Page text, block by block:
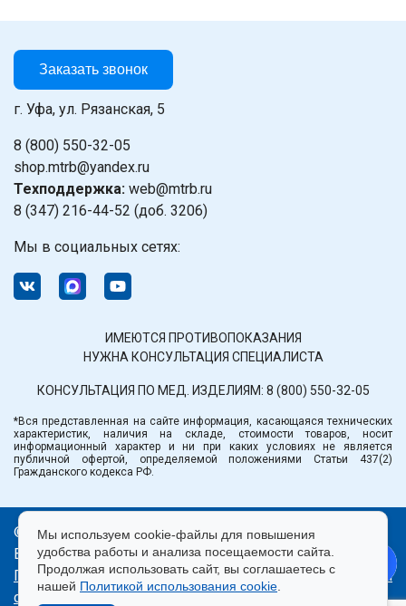
Заказать звонок
г. Уфа, ул. Рязанская, 5
8 (800) 550-32-05
shop.mtrb@yandex.ru
Техподдержка: web@mtrb.ru
8 (347) 216-44-52 (доб. 3206)
Мы в социальных сетях:
ИМЕЮТСЯ ПРОТИВОПОКАЗАНИЯ
НУЖНА КОНСУЛЬТАЦИЯ СПЕЦИАЛИСТА
КОНСУЛЬТАЦИЯ ПО МЕД. ИЗДЕЛИЯМ: 8 (800) 550-32-05
*Вся представленная на сайте информация, касающаяся технических
характеристик, наличия на складе, стоимости товаров, носит
информационный характер и ни при каких условиях не является
публичной офертой, определяемой положениями Статьи 437(2)
Гражданского кодекса РФ.
© ООО «Медтехника» РБ.
Все права защищены 2026.
Политика конфиденциальности| Правила пользования
сайтом
Использование cookie|Согласие на
Мы используем cookie-файлы для повышения
удобства работы и анализа посещаемости сайта.
Продолжая использовать сайт, вы соглашаетесь с
нашей Политикой использования cookie